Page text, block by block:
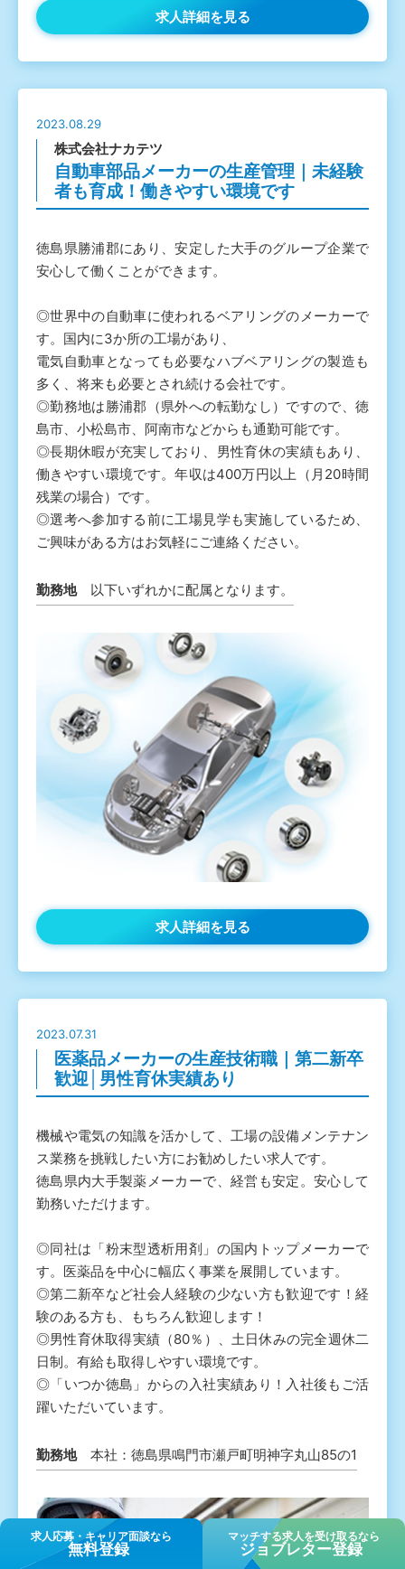
求人詳細を見る
2023.08.29
株式会社ナカテツ
自動車部品メーカーの生産管理｜未経験
者も育成！働きやすい環境です
徳島県勝浦郡にあり、安定した大手のグループ企業で
安心して働くことができます。
◎世界中の自動車に使われるベアリングのメーカーで
す。国内に3か所の工場があり、
電気自動車となっても必要なハブベアリングの製造も
多く、将来も必要とされ続ける会社です。
◎勤務地は勝浦郡（県外への転勤なし）ですので、徳
島市、小松島市、阿南市などからも通勤可能です。
◎長期休暇が充実しており、男性育休の実績もあり、
働きやすい環境です。年収は400万円以上（月20時間
残業の場合）です。
◎選考へ参加する前に工場見学も実施しているため、
ご興味がある方はお気軽にご連絡ください。
勤務地 以下いずれかに配属となります。
求人詳細を見る
2023.07.31
医薬品メーカーの生産技術職｜第二新卒
歓迎│男性育休実績あり
機械や電気の知識を活かして、工場の設備メンテナン
ス業務を挑戦したい方にお勧めしたい求人です。
徳島県内大手製薬メーカーで、経営も安定。安心して
勤務いただけます。
◎同社は「粉末型透析用剤」の国内トップメーカーで
す。医薬品を中心に幅広く事業を展開しています。
◎第二新卒など社会人経験の少ない方も歓迎です！経
験のある方も、もちろん歓迎します！
◎男性育休取得実績（80％）、土日休みの完全週休二
日制。有給も取得しやすい環境です。
◎「いつか徳島」からの入社実績あり！入社後もご活
躍いただいています。
勤務地 本社：徳島県鳴門市瀬戸町明神字丸山85の1
求⼈応募・キャリア⾯談なら
無料登録
マッチする求人を受け取るなら
ジョブレター登録